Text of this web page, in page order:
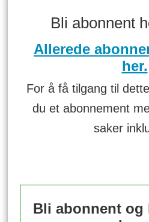
Bli abonnent
Allerede
her.
For å få tilgang til
du et abonnement
saker
Bli abonnent og